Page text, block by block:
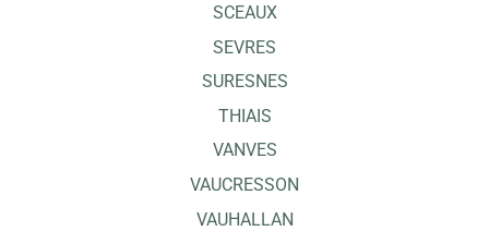
SCEAUX
SEVRES
SURESNES
THIAIS
VANVES
VAUCRESSON
VAUHALLAN